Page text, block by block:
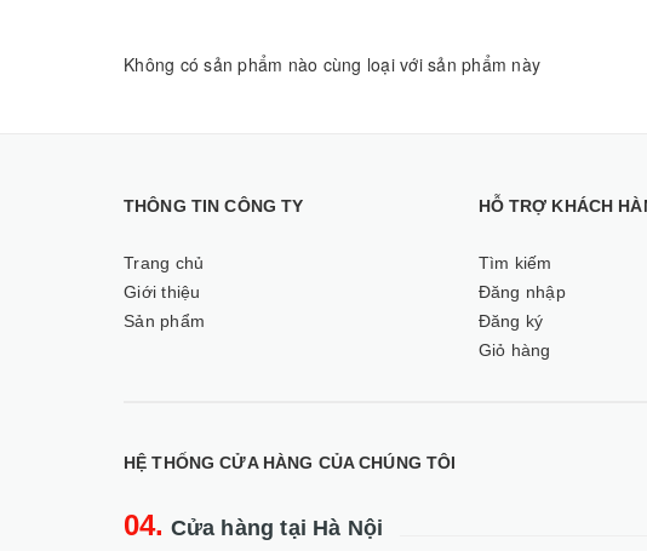
Không có sản phẩm nào cùng loại với sản phẩm này
THÔNG TIN CÔNG TY
Trang chủ
Giới thiệu
Sản phẩm
HỖ TRỢ KHÁCH
Tìm kiếm
Đăng nhập
Đăng ký
Giỏ hàng
HỆ THỐNG CỬA HÀNG CỦA CHÚNG TÔI
04. Cửa hàng tại Hà Nội